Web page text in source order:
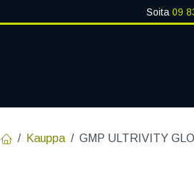
Soita 09
Kauppa GMP ULTRIVITY